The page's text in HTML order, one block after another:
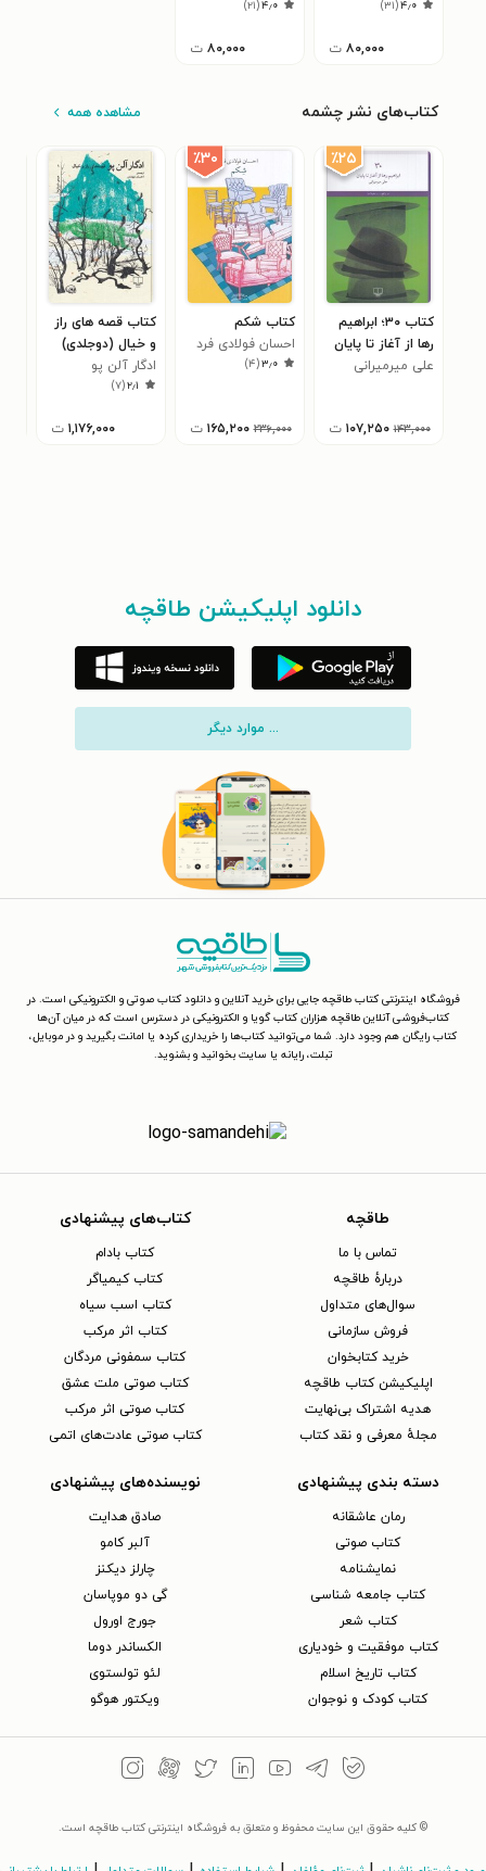
۴٫۰(۳۱)
۸۰,۰۰۰ ت
۴٫۰(۲۱)
۸۰,۰۰۰ ت
کتاب‌های نشر چشمه مشاهده همه
٪۲۵
کتاب ۳۰؛ ابراهیم
رها از آغاز تا پایان
علی میرمیرانی
۱۴۳,۰۰۰ ۱۰۷,۲۵۰ ت
٪۳۰
کتاب شکم
احسان فولادی فرد
۳٫۰(۴)
۲۳۶,۰۰۰ ۱۶۵,۲۰۰ ت
کتاب قصه های راز
و خیال (دوجلدی)
ادگار آلن پو
۲٫۱(۷)
۱,۱۷۶,۰۰۰ ت
دانلود اپلیکیشن طاقچه
... موارد دیگر
فروشگاه اینترنتی کتاب طاقچه جایی برای خرید آنلاین و دانلود کتاب صوتی و الکترونیکی است. در
کتاب‌فروشی آنلاین طاقچه هزاران کتاب گویا و الکترونیکی در دسترس است که در میان آن‌ها
کتاب رایگان هم وجود دارد. شما می‌توانید کتاب‌ها را خریداری کرده یا امانت بگیرید و در موبایل،
تبلت، رایانه یا سایت بخوانید و بشنوید.
طاقچه
تماس با ما
دربارهٔ طاقچه
سوال‌های متداول
فروش سازمانی
خرید کتابخوان
اپلیکیشن کتاب طاقچه
هدیه اشتراک بی‌نهایت
مجلهٔ معرفی و نقد کتاب
کتاب‌های پیشنهادی
کتاب بادام
کتاب کیمیاگر
کتاب اسب سیاه
کتاب اثر مرکب
کتاب سمفونی مردگان
کتاب صوتی ملت عشق
کتاب صوتی اثر مرکب
کتاب صوتی عادت‌های اتمی
دسته بندی پیشنهادی
رمان عاشقانه
کتاب‌ صوتی
نمایشنامه
کتاب جامعه شناسی
کتاب شعر
کتاب موفقیت و خودیاری
کتاب تاریخ اسلام
کتاب کودک و نوجوان
نویسنده‌های پیشنهادی
صادق هدایت
آلبر کامو
چارلز دیکنز
گی دو موپاسان
جورج اورول
الکساندر دوما
لئو تولستوی
ویکتور هوگو
© کلیه حقوق این سایت محفوظ و متعلق به فروشگاه اینترنتی کتاب طاقچه است.